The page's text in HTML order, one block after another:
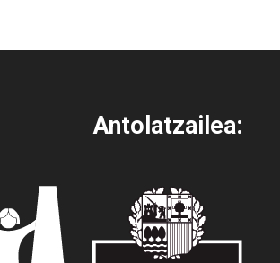
Antolatzailea: